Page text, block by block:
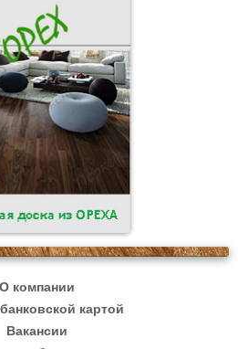
О компании
картой
Вакансии